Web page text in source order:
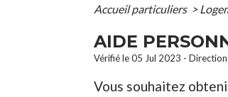
Accueil particuliers >
AIDE
Vérifié le 05 Jul 2023 -
Vous souhaitez